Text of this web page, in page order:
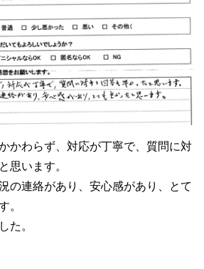
かわらず、対応が丁寧で、質問に対
思います。
の連絡があり、安心感があり、とて
。
た。